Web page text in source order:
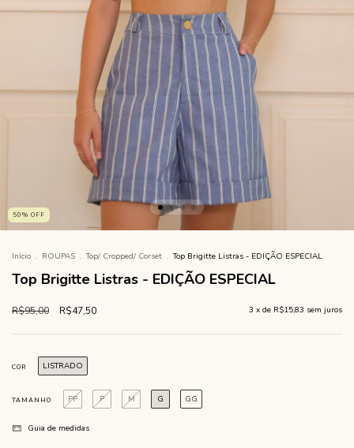
50% OFF
Início . ROUPAS . Top/ Cropped/ Corset . Top Brigitte Listras - EDIÇÃO ESPECIAL
Top Brigitte Listras - EDIÇÃO ESPECIAL
R$95,00 R$47,50 3 x de R$15,83 sem juros
COR LISTRADO
TAMANHO PP P M G GG
Guia de medidas